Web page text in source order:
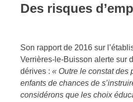
Des risques
Son rapport de 2016 sur
Verrières-le-Buisson alerte sur
dérives :« Outre le constat des
enfants de chances de
considérons que les choix